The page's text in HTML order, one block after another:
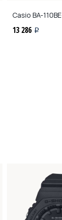
Casio BA-
13 286 i